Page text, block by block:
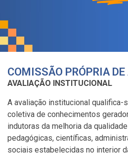
COMISSÃO PRÓPRIA
AVALIAÇÃO INSTITUCIONAL
A avaliação institucional qualifica-
coletiva de conhecimentos
indutoras da melhoria da
pedagógicas, científicas,
sociais estabelecidas no interior